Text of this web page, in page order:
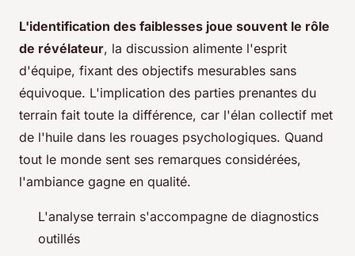
L'identification des faiblesses joue souvent le rôle
de révélateur, la discussion alimente l'esprit
d'équipe, fixant des objectifs mesurables sans
équivoque. L'implication des parties prenantes du
terrain fait toute la différence, car l'élan collectif met
de l'huile dans les rouages psychologiques. Quand
tout le monde sent ses remarques considérées,
l'ambiance gagne en qualité.
L'analyse terrain s'accompagne de diagnostics
outillés